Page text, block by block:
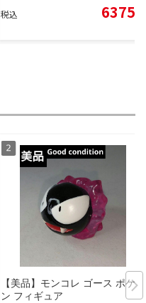
税込 6375
【美品】モンコレ ゴース ポケモ
ン フィギュア